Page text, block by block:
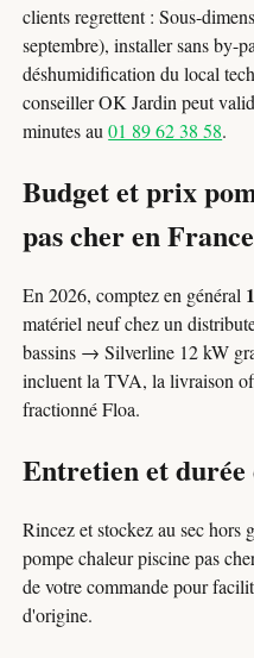
clients regrettent : Sous-
septembre), installer sans by-
déshumidification du local
conseiller OK Jardin peut
minutes au01 89 62 38 58.
Budget et prix
pas cher en France
En 2026, comptez en général
matériel neuf chez un
bassins → Silverline 12 kW
incluent la TVA, la livraison
fractionné Floa.
Entretien et durée
Rincez et stockez au sec
pompe chaleur piscine pas
de votre commande pour
d'origine.